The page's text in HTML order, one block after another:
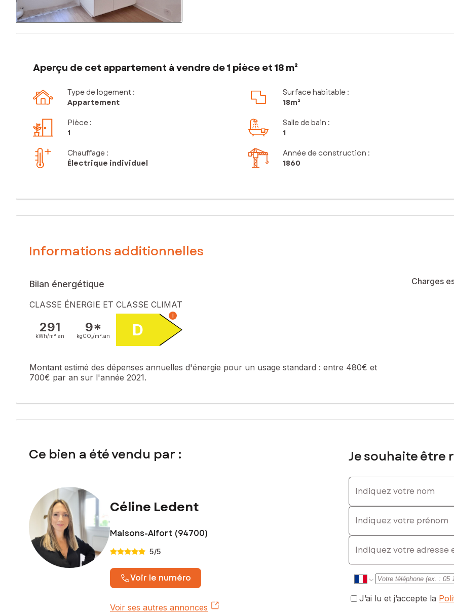
Aperçu de cet appartement à vendre de 1 pièce et 18 m²
Type de logement :
Appartement
Surface habitable :
18m²
Pièce :
1
Salle de bain :
1
Chauffage :
Électrique individuel
Année de construction :
1860
Informations additionnelles
Bilan énergétique
CLASSE ÉNERGIE ET CLASSE CLIMAT
291
kWh/m². an
9*
kgCO₂/m². an D
i
Montant estimé des dépenses annuelles d'énergie pour un usage standard : entre 480€ et
700€ par an sur l'année 2021.
Charges
Ce bien a été vendu par :
Céline Ledent
Maisons-Alfort (94700)
5/5
Voir le numéro
Voir ses autres annonces
Je souhaite être
Indiquez votre nom
Indiquez votre prénom
E-mail
J’ai lu et j’accepte la